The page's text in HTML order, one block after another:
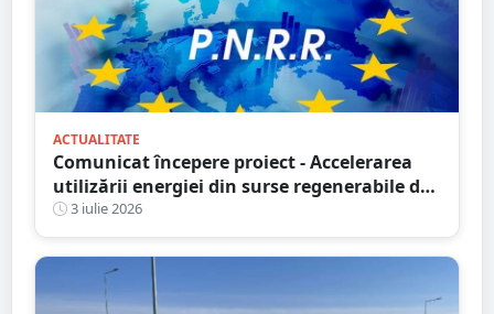
ACTUALITATE
Comunicat începere proiect - Accelerarea
utilizării energiei din surse regenerabile de
către proprietăți aparținând persoanelor
fizice din județul Satu Mare - M SYS SRL
3 iulie 2026